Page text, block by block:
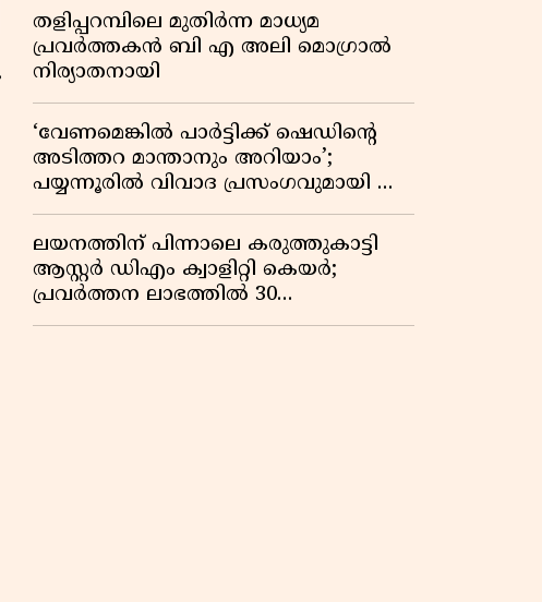
തളിപ്പറമ്പിലെ മുതിർന്ന മാധ്യമ
പ്രവർത്തകൻ ബി എ അലി മൊഗ്രാൽ
നിര്യാതനായി
‘വേണമെങ്കിൽ പാർട്ടിക്ക് ഷെഡിൻ്റെ
അടിത്തറ മാന്താനും അറിയാം’;
പയ്യന്നൂരിൽ വിവാദ പ്രസംഗവുമായി കെ
കെ രാഗേഷ്
ലയനത്തിന് പിന്നാലെ കരുത്തുകാട്ടി
ആസ്റ്റർ ഡിഎം ക്വാളിറ്റി കെയർ;
പ്രവർത്തന ലാഭത്തിൽ 30
ശതമാനത്തിൻ്റെ വളർച്ച,